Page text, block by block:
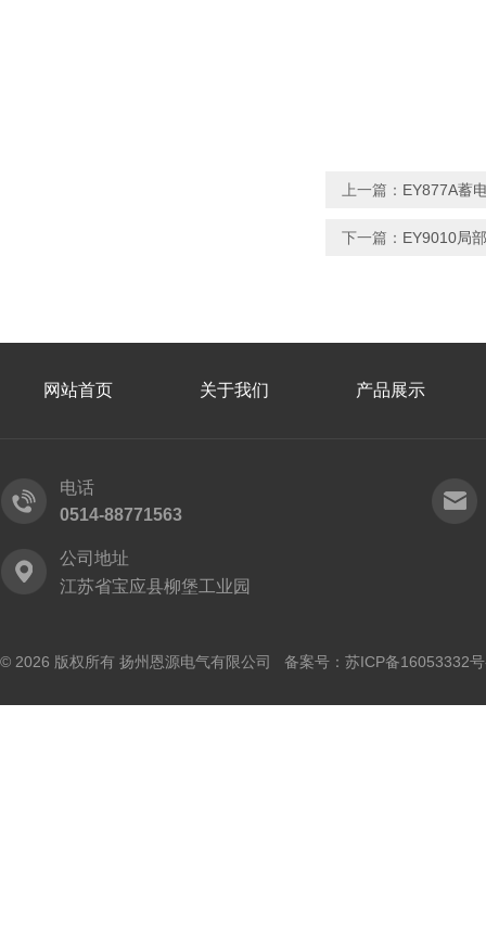
上一篇： EY877A蓄
下一篇： EY9010局
网站首页 关于我们 产品展示
电话
0514-88771563
公司地址
江苏省宝应县柳堡工业园
© 2026 版权所有 扬州恩源电气有限公司 备案号： 苏ICP备16053332